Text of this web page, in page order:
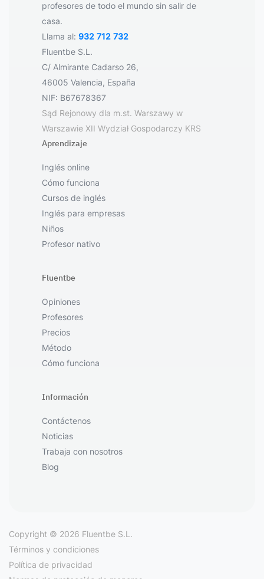
profesores de todo el mundo sin salir de
casa.
Llama al: 932 712 732
Fluentbe S.L.
C/ Almirante Cadarso 26,
46005 Valencia, España
NIF: B67678367
Sąd Rejonowy dla m.st. Warszawy w
Warszawie XII Wydział Gospodarczy KRS
Aprendizaje
Inglés online
Cómo funciona
Cursos de inglés
Inglés para empresas
Niños
Profesor nativo
Fluentbe
Opiniones
Profesores
Precios
Método
Cómo funciona
Información
Contáctenos
Noticias
Trabaja con nosotros
Blog
Copyright © 2026 Fluentbe S.L.
Términos y condiciones
Política de privacidad